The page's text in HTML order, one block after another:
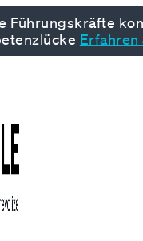
Führungskräfte
Erfahren